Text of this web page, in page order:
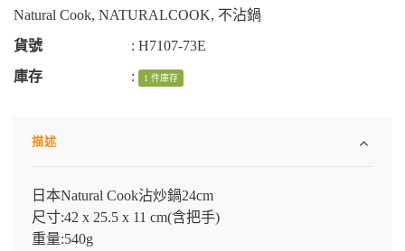
Natural Cook, NATURALCOOK, 不沾鍋
貨號
: H7107-73E
庫存
: 1 件庫存
描述
日本Natural Cook沾炒鍋24cm
尺寸:42 x 25.5 x 11 cm(含把手)
重量:540g